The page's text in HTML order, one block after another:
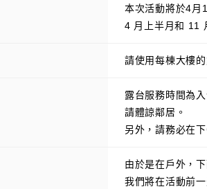
本次活動將於4月
4 月上半月和 11
請使用每棟大樓
露台服務時間為
請體諒鄰居。
另外，請務必在
由於是在戶外，
我們將在活動前